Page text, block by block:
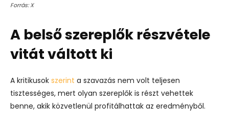
Forrás: X
A belső szereplők részvétele
vitát váltott ki
A kritikusok szerint a szavazás nem volt teljesen
tisztességes, mert olyan szereplők is részt vehettek
benne, akik közvetlenül profitálhattak az eredményből.